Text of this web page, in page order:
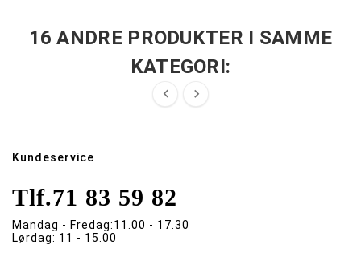
16 ANDRE PRODUKTER I SAMME
KATEGORI:
 
Kundeservice
Tlf.71 83 59 82
Mandag - Fredag:11.00 - 17.30
Lørdag: 11 - 15.00